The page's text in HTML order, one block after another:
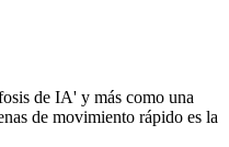
de IA' y más como una
de movimiento rápido es la